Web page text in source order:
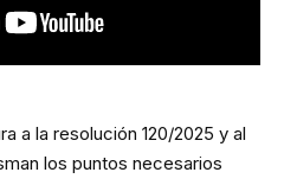
a la resolución 120/2025 y al
los puntos necesarios